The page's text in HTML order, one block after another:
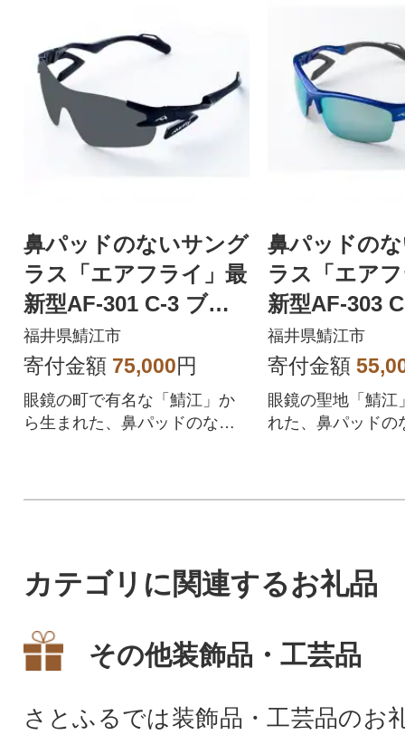
鼻パッドのないサング
ラス「エアフライ」最
新型AF-301 C-3 ブラ
ック(偏光レンズ装着
版)
福井県鯖江市
寄付金額 75,000円
眼鏡の町で有名な「鯖江」か
ら生まれた、鼻パッドのない
鼻パッドの
ラス「エア
新型AF-303
ー
福井県鯖江市
寄付金額
眼鏡の聖地「鯖江
れた、鼻パッドの
カテゴリに関連するお礼品
その他装飾品・工芸品
さとふるでは装飾品・工芸品のお